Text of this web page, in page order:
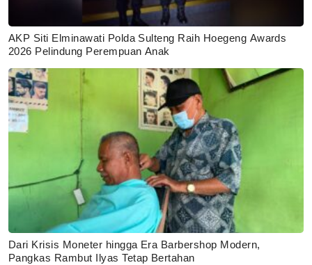
AKP Siti Elminawati Polda Sulteng Raih Hoegeng Awards
2026 Pelindung Perempuan Anak
Dari Krisis Moneter hingga Era Barbershop Modern,
Pangkas Rambut Ilyas Tetap Bertahan